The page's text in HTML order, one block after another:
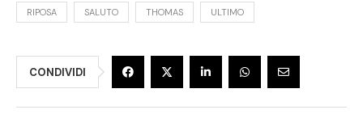
RIPOSA SALUTO THOMAS ULTIMO
CONDIVIDI